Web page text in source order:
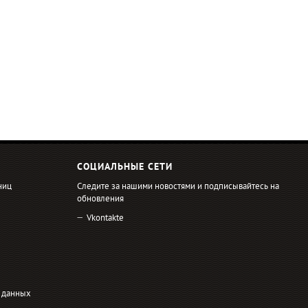
данных
СОЦИАЛЬНЫЕ СЕТИ
Следите за нашими новостями и подписывайтесь на
обновления
Vkontakte